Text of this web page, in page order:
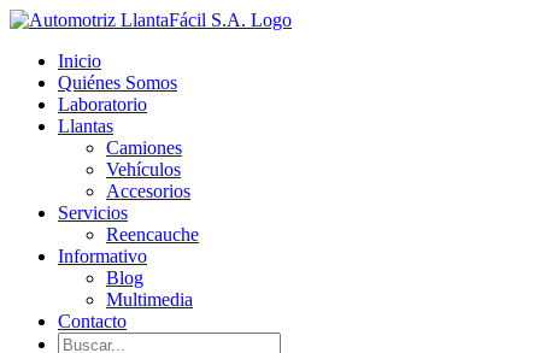
Skip
content
facebook
youtube
Inicio
Quiénes Somos
Laboratorio
Llantas
Camiones
Vehículos
Accesorios
Servicios
Reencauche
Informativo
Blog
Multimedia
Contacto
Buscar: